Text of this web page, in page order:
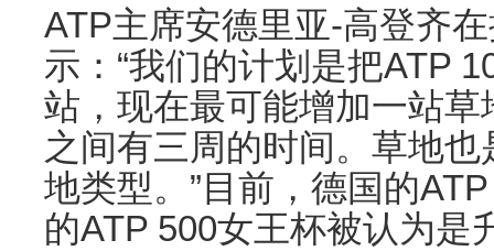
ATP主席安德里亚-高登齐
示：“我们的计划是把ATP
站，现在最可能增加一站
之间有三周的时间。草地
地类型。”目前，德国的
的ATP 500女王杯被认为是